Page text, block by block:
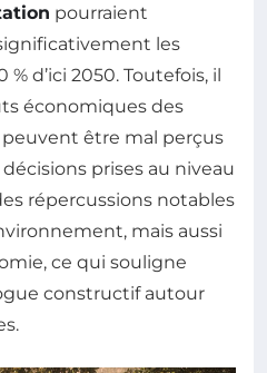
pourraient
les
d’ici 2050. Toutefois, il
économiques des
être mal perçus
prises au niveau
répercussions notables
mais aussi
ce qui souligne
constructif autour